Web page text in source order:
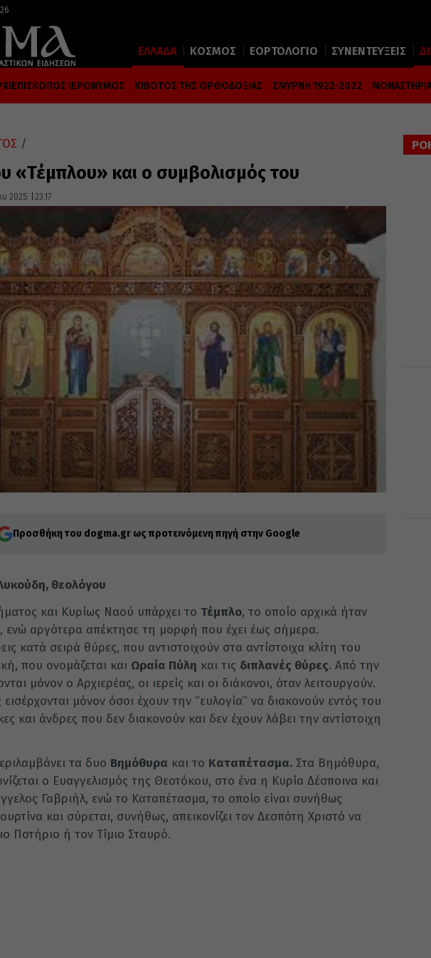
ΕΛΛΑΔΑ ΚΟΣΜΟΣ ΕΟΡΤΟΛΟΓΙΟ ΣΥΝΕΝΤΕΥΞΕΙΣ
ΙΕΡΩΝΥΜΟΣ ΚΙΒΩΤΟΣ ΤΗΣ ΟΡΘΟΔΟΞΙΑΣ ΣΜΥΡΝΗ 1922-2022
/
«Τέμπλου» και ο συμβολισμός του
2025 23:17
Προσθήκη του dogma.gr ως προτεινόμενη πηγή στην Google
θεολόγου
και Κυρίως Ναού υπάρχει το Τέμπλο, το οποίο αρχικά ήταν
ενώ αργότερα απέκτησε τη μορφή που έχει έως σήμερα.
κατά σειρά θύρες, που αντιστοιχούν στα αντίστοιχα κλίτη του
που ονομάζεται και Ωραία Πύλη και τις διπλανές θύρες. Από την
μόνον ο Αρχιερέας, οι ιερείς και οι διάκονοι, όταν λειτουργούν.
εισέρχονται μόνον όσοι έχουν την “ευλογία” να διακονούν εντός του
και άνδρες που δεν διακονούν και δεν έχουν λάβει την αντίστοιχη
τα δυο Βημόθυρα και το Καταπέτασμα. Στα Βημόθυρα,
ο Ευαγγελισμός της Θεοτόκου, στο ένα η Κυρία Δέσποινα και
Γαβριήλ, ενώ το Καταπέτασμα, το οποίο είναι συνήθως
και σύρεται, συνήθως, απεικονίζει τον Δεσπότη Χριστό να
Ποτήριο ή τον Τίμιο Σταυρό.